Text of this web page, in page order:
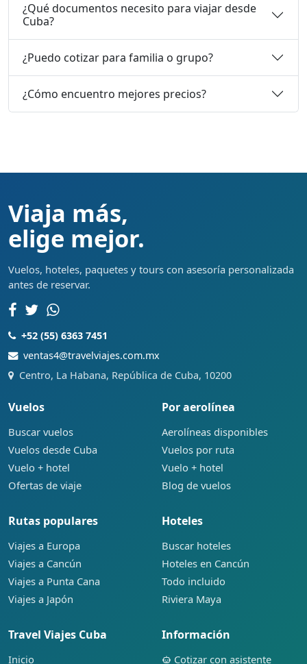
¿Qué documentos necesito para viajar desde
Cuba?
¿Puedo cotizar para familia o grupo?
¿Cómo encuentro mejores precios?
Viaja más,
elige mejor.
Vuelos, hoteles, paquetes y tours con asesoría personalizada
antes de reservar.
+52 (55) 6363 7451
ventas4@travelviajes.com.mx
Centro, La Habana, República de Cuba, 10200
Vuelos
Buscar vuelos
Vuelos desde Cuba
Vuelo + hotel
Ofertas de viaje
Por aerolínea
Aerolíneas disponibles
Vuelos por ruta
Vuelo + hotel
Blog de vuelos
Rutas populares
Viajes a Europa
Viajes a Cancún
Viajes a Punta Cana
Viajes a Japón
Hoteles
Buscar hoteles
Hoteles en Cancún
Todo incluido
Riviera Maya
Travel Viajes Cuba
Inicio
Información
Cotizar con asistente